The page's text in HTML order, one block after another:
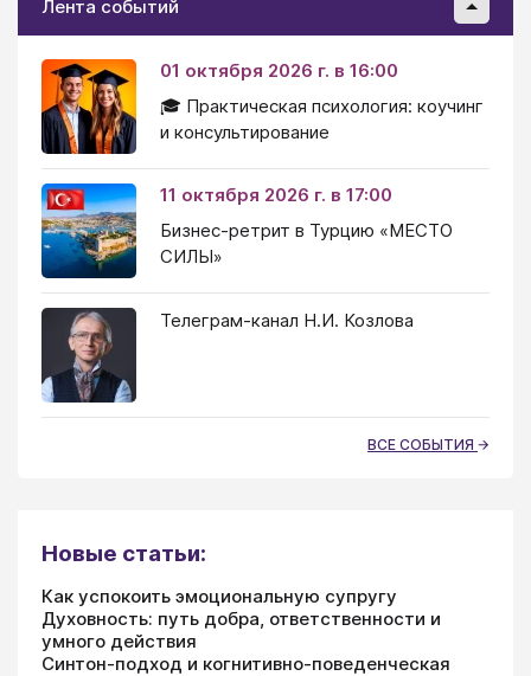
Лента событий
01 октября 2026 г. в 16:00
🎓 Практическая психология: коучинг
и консультирование
11 октября 2026 г. в 17:00
Бизнес-ретрит в Турцию «МЕСТО
СИЛЫ»
Телеграм-канал Н.И. Козлова
ВСЕ СОБЫТИЯ
Новые статьи:
Как успокоить эмоциональную супругу
Духовность: путь добра, ответственности и
умного действия
Синтон-подход и когнитивно-поведенческая